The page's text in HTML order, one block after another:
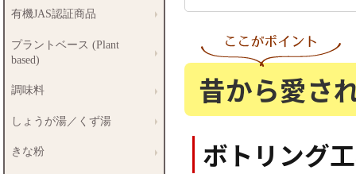
昔から愛さ
ボトリング
有機JAS認証商品
プラントベース (Plant
based)
調味料
しょうが湯／くず湯
きな粉